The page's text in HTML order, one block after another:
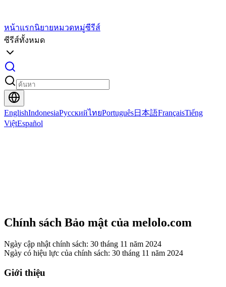
หน้าแรกนิยายหมวดหมู่ซีรีส์
ซีรีส์ทั้งหมด
EnglishIndonesiaРусскийไทยPortuguês日本語FrançaisTiếng
ViệtEspañol
Chính sách Bảo mật của melolo.com
Ngày cập nhật chính sách: 30 tháng 11 năm 2024
Ngày có hiệu lực của chính sách: 30 tháng 11 năm 2024
Giới thiệu